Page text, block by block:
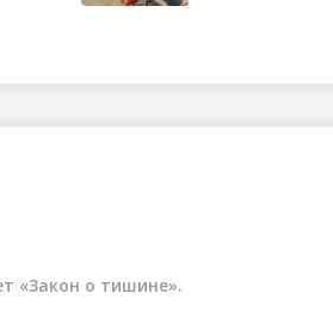
«Закон о тишине».